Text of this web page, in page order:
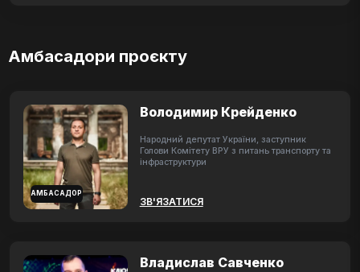
Амбасадори проєкту
АМБАСАДОР
Володимир Крейденко
Народний депутат України, заступник
Голови Комітету ВРУ з питань транспорту та
інфраструктури
ЗВ'ЯЗАТИСЯ
Владислав Савченко